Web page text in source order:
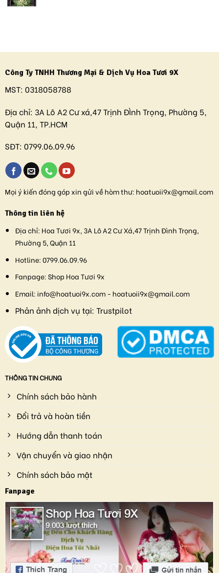
Công Ty TNHH Thương Mại & Dịch Vụ Hoa Tươi 9X
MST: 0318058788
Địa chỉ: 3A Lô A2 Cư xá,47 Trịnh ĐÌnh Trọng, Phường 5,
Quận 11, TP.HCM
SĐT: 0799.06.09.96
Mọi ý kiến đóng góp xin gửi về hòm thư: hoatuoii9x@gmail.com
Thông tin liên hệ
Địa chỉ: Hoa Tươi 9x, 3A Lô A2 Cư Xá,47 Trịnh Đình Trọng,
Phường 5, Quận 11
Hotline:0799.06.09.96
Fanpage:Shop Hoa Tươi 9x
Email: info@hoatuoi9x.com - hoatuoii9x@gmail.com
Phản ảnh dịch vụ tại: Trustpilot
THÔNG TIN CHUNG
Chính sách bảo hành
Đổi trả và hoàn tiền
Hướng dẫn thanh toán
Vận chuyển và giao nhận
Chính sách bảo mật
Fanpage